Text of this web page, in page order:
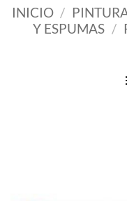
INICIO /
Y ESPUMAS /